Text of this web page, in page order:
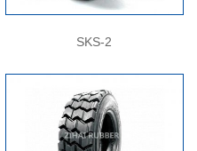
SKS-2